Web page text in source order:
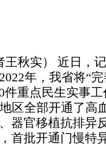
王秋实） 近日，
年，我省将“
件重点民生实事
区全部开通了高
器官移植抗排异
首批开通门慢特